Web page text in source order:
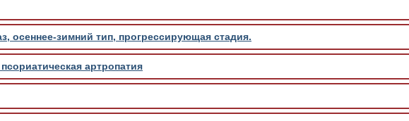
осеннее-зимний тип, прогрессирующая стадия.
артропатия